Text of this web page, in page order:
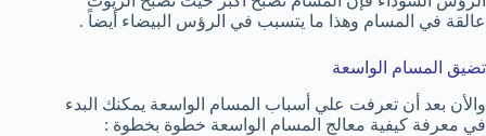
عالقة في المسام وهذا ما يتسبب في الرؤس البيضاء أيضاً .
تضيق المسام الواسعة
والأن بعد أن تعرفت علي أسباب المسام الواسعة يمكنك البدء
في معرفة كيفية معالج المسام الواسعة خطوة بخطوة :